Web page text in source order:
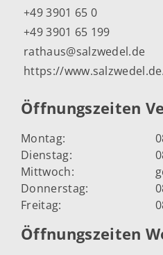
+49 3901 65 0
+49 3901 65 199
rathaus@salzwedel.de
https://
Öffnungszeiten
Montag:
Dienstag:
Mittwoch:
Donnerstag:
Freitag:
Öffnungszeiten